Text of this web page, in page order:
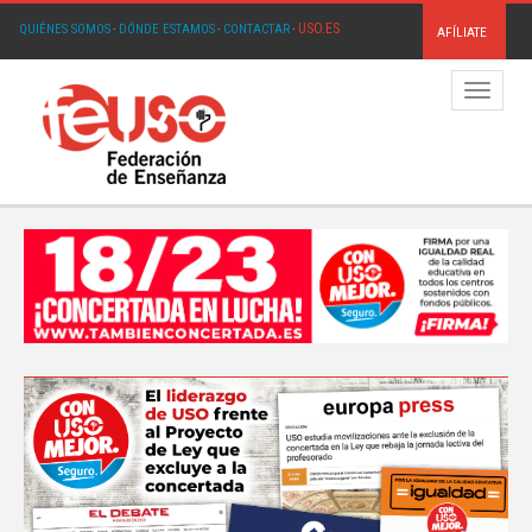
QUIÉNES SOMOS· DÓNDE ESTAMOS· CONTACTAR· USO.ES AFÍLIATE
Menú